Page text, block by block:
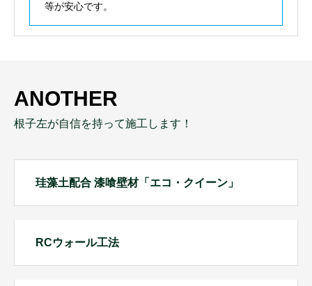
等が安心です。
ANOTHER
根子左が自信を持って施工します！
珪藻土配合 漆喰壁材「エコ・クイーン」
RCウォール工法